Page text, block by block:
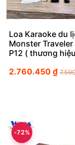
Loa Karaoke du
Monster Traveler
P12 ( thương
2.760.450 ₫
-72%